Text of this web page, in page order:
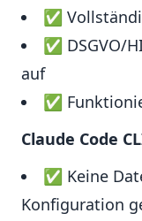
✅
✅ DSGVO/
auf
✅
Claude Code
✅ Keine
Konfiguration